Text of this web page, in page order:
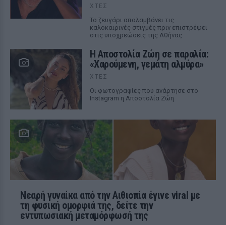
ΧΤΕΣ
Το ζευγάρι απολαμβάνει τις
καλοκαιρινές στιγμές πριν επιστρέψει
στις υποχρεώσεις της Αθήνας
Η Αποστολία Ζώη σε παραλία:
«Χαρούμενη, γεμάτη αλμύρα»
ΧΤΕΣ
Οι φωτογραφίες που ανάρτησε στο
Instagram η Αποστολία Ζώη
Νεαρή γυναίκα από την Αιθιοπία έγινε viral με
τη φυσική ομορφιά της, δείτε την
εντυπωσιακή μεταμόρφωσή της